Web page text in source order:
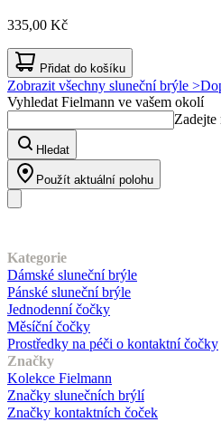
335,00 Kč
Přidat do košíku
Zobrazit všechny sluneční brýle >
Vyhledat Fielmann ve vašem okolí
Zadejte
Hledat
Použít aktuální polohu
Kategorie
Dámské sluneční brýle
Pánské sluneční brýle
Jednodenní čočky
Měsíční čočky
Prostředky na péči o kontaktní čočky
Značky
Kolekce Fielmann
Značky slunečních brýlí
Značky kontaktních čoček